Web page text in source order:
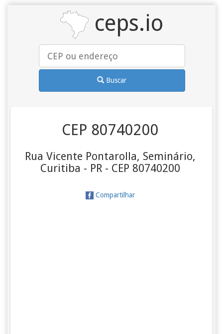
ceps.io
Buscar
CEP 80740200
Rua Vicente Pontarolla, Seminário,
Curitiba - PR - CEP 80740200
Compartilhar